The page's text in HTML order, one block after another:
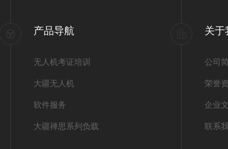
产品导航
无人机考证培训
大疆无人机
软件服务
大疆禅思系列负载
关于
公司
荣誉
企业
联系